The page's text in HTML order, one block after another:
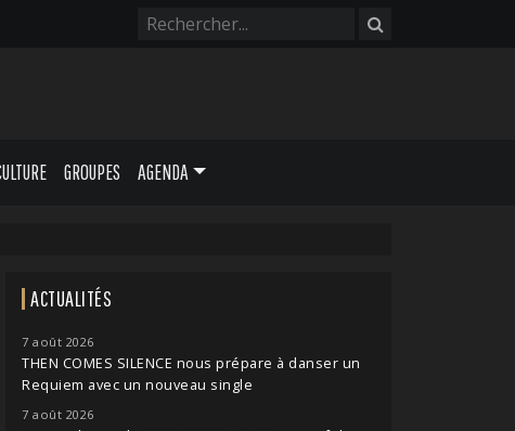
GROUPES AGENDA
ACTUALITÉS
7 août 2026
THEN COMES SILENCE nous prépare à danser un
Requiem avec un nouveau single
7 août 2026